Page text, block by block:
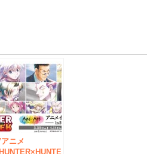
ニメ
HUNTER×HUNTE